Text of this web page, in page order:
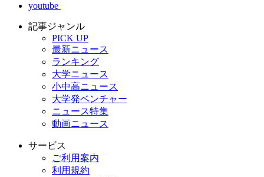
youtube
記事ジャンル
PICK UP
最新ニュース
ランキング
大学ニュース
小中高ニュース
大学発ベンチャー
ニュース特集
動画ニュース
サービス
ご利用案内
利用規約